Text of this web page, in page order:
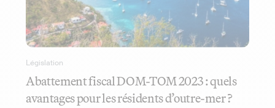
Législation
Abattement fiscal DOM-TOM 2023 : quels
avantages pour les résidents d’outre-mer ?